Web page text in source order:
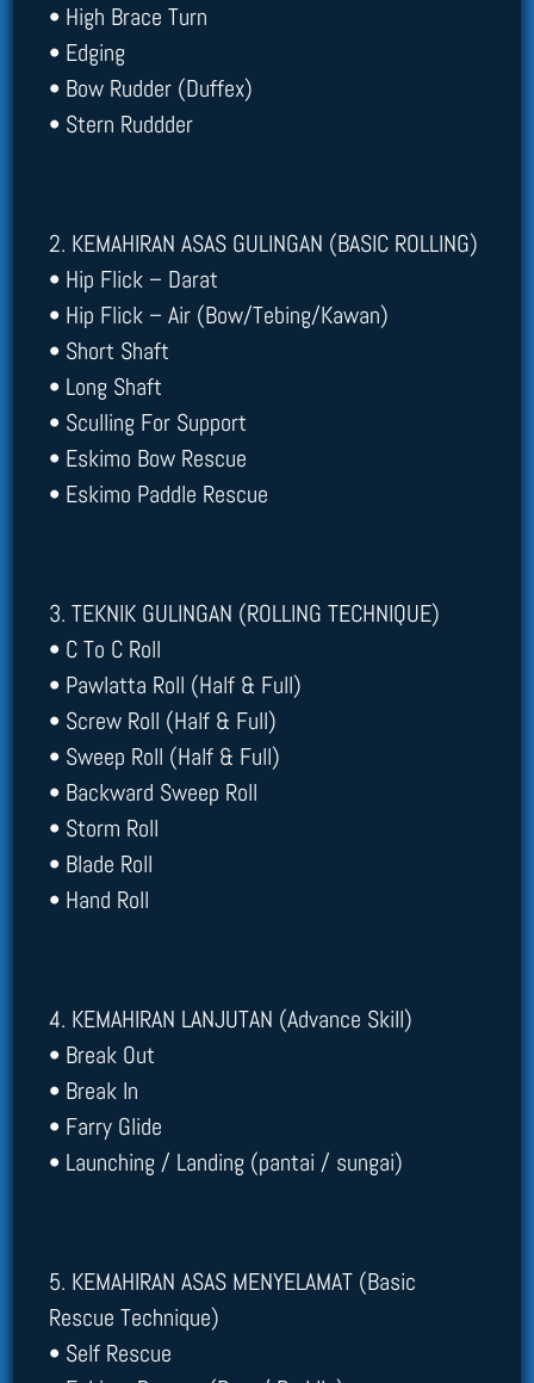
• High Brace Turn
• Edging
• Bow Rudder (Duffex)
• Stern Ruddder
2. KEMAHIRAN ASAS GULINGAN (BASIC ROLLING)
• Hip Flick – Darat
• Hip Flick – Air (Bow/Tebing/Kawan)
• Short Shaft
• Long Shaft
• Sculling For Support
• Eskimo Bow Rescue
• Eskimo Paddle Rescue
3. TEKNIK GULINGAN (ROLLING TECHNIQUE)
• C To C Roll
• Pawlatta Roll (Half & Full)
• Screw Roll (Half & Full)
• Sweep Roll (Half & Full)
• Backward Sweep Roll
• Storm Roll
• Blade Roll
• Hand Roll
4. KEMAHIRAN LANJUTAN (Advance Skill)
• Break Out
• Break In
• Farry Glide
• Launching / Landing (pantai / sungai)
5. KEMAHIRAN ASAS MENYELAMAT (Basic
Rescue Technique)
• Self Rescue